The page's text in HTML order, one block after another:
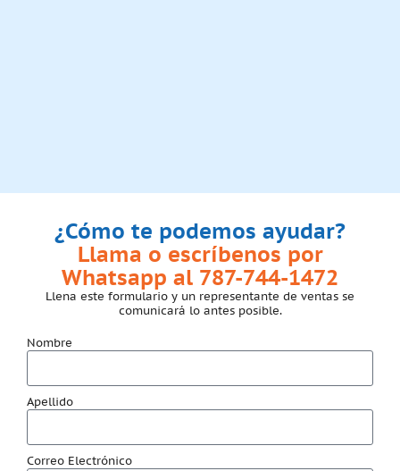
¿Cómo te podemos ayudar?
Llama o escríbenos por
Whatsapp al 787-744-1472
Llena este formulario y un representante de ventas se
comunicará lo antes posible.
Nombre
Apellido
Correo Electrónico